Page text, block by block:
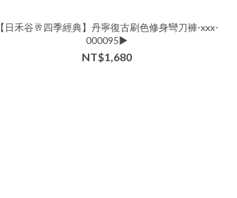
【日禾谷🥂四季經典】丹寧復古刷色修身彎刀褲-xxx-
000095▶
NT$1,680